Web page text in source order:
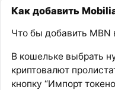
Как добавить
Что бы добавить
В кошельке выбрать
криптовалют
кнопку “Импорт